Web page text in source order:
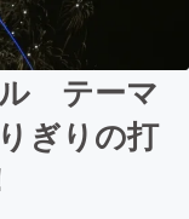
ル テーマ
ぎりの打